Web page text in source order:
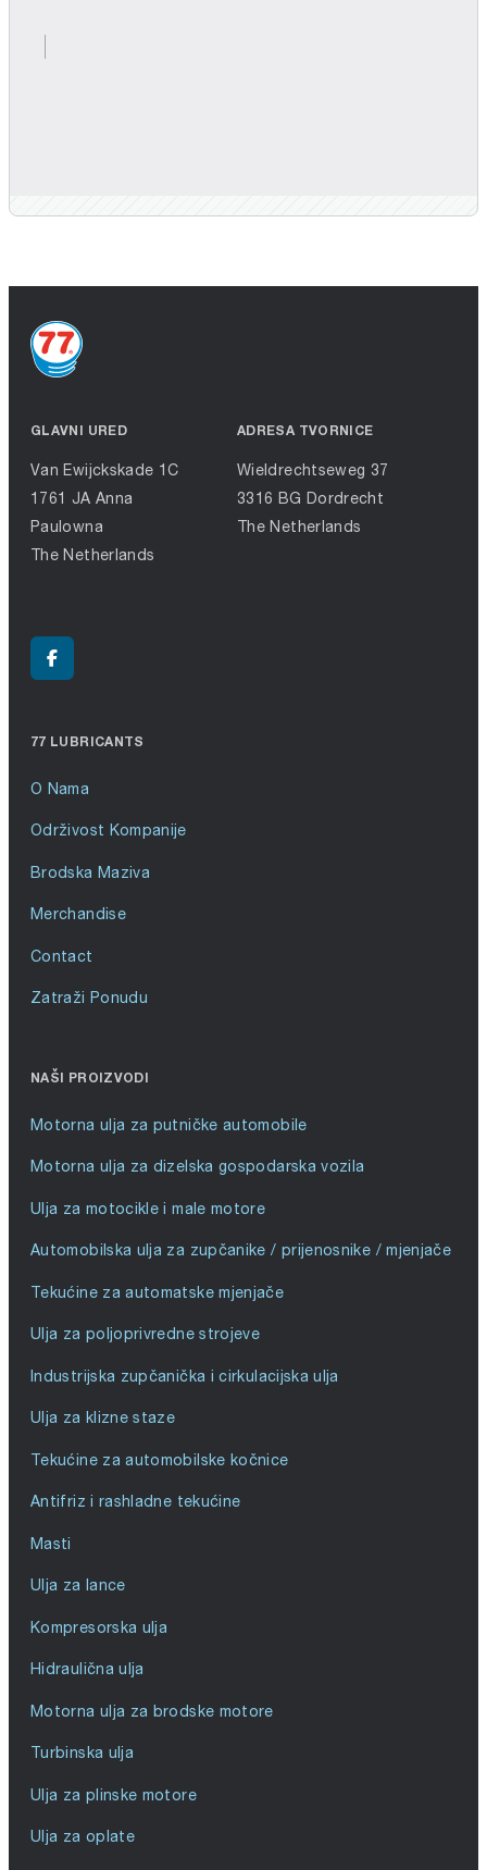
GLAVNI URED
Van Ewijckskade 1C
1761 JA Anna
Paulowna
The Netherlands
ADRESA TVORNICE
Wieldrechtseweg 37
3316 BG Dordrecht
The Netherlands
77 LUBRICANTS
O Nama
Održivost Kompanije
Brodska Maziva
Merchandise
Contact
Zatraži Ponudu
NAŠI PROIZVODI
Motorna ulja za putničke automobile
Motorna ulja za dizelska gospodarska vozila
Ulja za motocikle i male motore
Automobilska ulja za zupčanike / prijenosnike / mjenjače
Tekućine za automatske mjenjače
Ulja za poljoprivredne strojeve
Industrijska zupčanička i cirkulacijska ulja
Ulja za klizne staze
Tekućine za automobilske kočnice
Antifriz i rashladne tekućine
Masti
Ulja za lance
Kompresorska ulja
Hidraulična ulja
Motorna ulja za brodske motore
Turbinska ulja
Ulja za plinske motore
Ulja za oplate